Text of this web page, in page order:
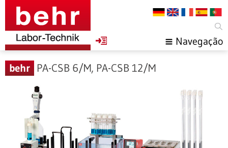
Navegação
behr PA-CSB 6/M, PA-CSB 12/M